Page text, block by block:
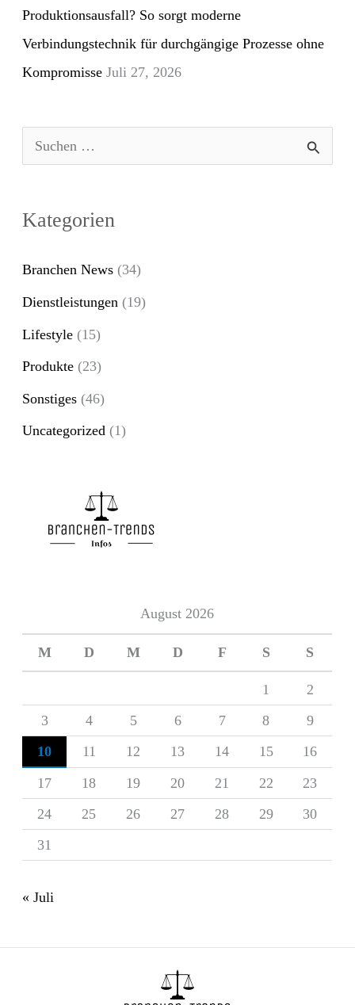
Produktionsausfall? So sorgt moderne
Verbindungstechnik für durchgängige Prozesse ohne
Kompromisse Juli 27, 2026
e
n
h
:
Kategorien
Branchen News (34)
Dienstleistungen (19)
Lifestyle (15)
Produkte (23)
Sonstiges (46)
Uncategorized (1)
August 2026
M D M D F S S
1
2
3
4 5 6 7 8
9
10
11 12 13 14 15
16
17
18 19 20 21 22
23
24
25 26 27 28 29
30
31
« Juli